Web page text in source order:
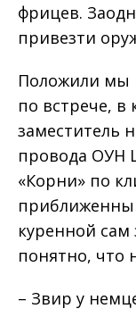
фрицев.
привезти
Положили мы
по встрече,
заместитель
провода ОУН
«Корни» по
куренной сам
понятно, что
– Звир у